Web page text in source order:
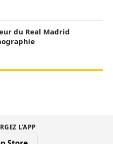
du Real Madrid
L’APP